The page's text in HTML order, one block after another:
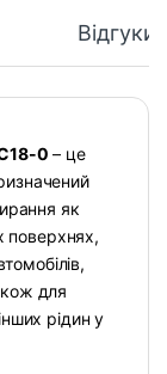
Відгуки
0 – це
як
поверхнях,
для
рідин у